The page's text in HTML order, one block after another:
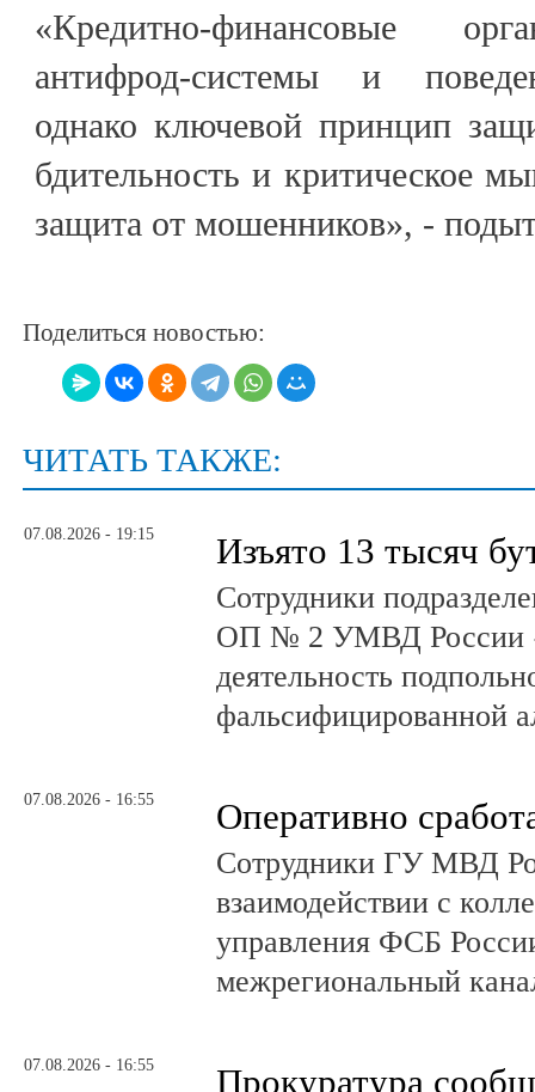
«Кредитно-финансовые
антифрод-системы и
однако ключевой принцип
бдительность и критическое
защита от мошенников», -
Поделиться новостью:
ЧИТАТЬ ТАКЖЕ:
07.08.2026 - 19:15 Изъято 13 тысяч
Сотрудники
ОП № 2 УМВД России
деятельность
фальсифицированной
07.08.2026 - 16:55 Оперативно
Сотрудники ГУ МВД
взаимодействии с
управления ФСБ
межрегиональный
07.08.2026 - 16:55 Прокуратура